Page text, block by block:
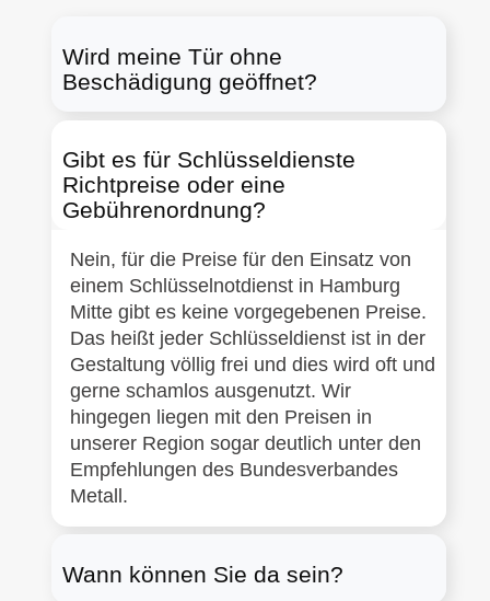
Wird meine Tür ohne
Beschädigung geöffnet?
Gibt es für Schlüsseldienste
Richtpreise oder eine
Gebührenordnung?
Nein, für die Preise für den Einsatz von
einem Schlüsselnotdienst in Hamburg
Mitte gibt es keine vorgegebenen Preise.
Das heißt jeder Schlüsseldienst ist in der
Gestaltung völlig frei und dies wird oft und
gerne schamlos ausgenutzt. Wir
hingegen liegen mit den Preisen in
unserer Region sogar deutlich unter den
Empfehlungen des Bundesverbandes
Metall.
Wann können Sie da sein?